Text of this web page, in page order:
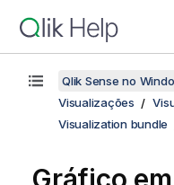
Qlik Sense no
Visualizações
Visualization bundle